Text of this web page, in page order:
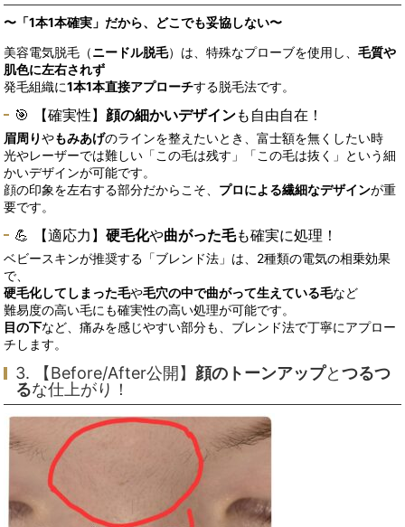
〜「1本1本確実」だから、どこでも妥協しない〜
美容電気脱毛（ニードル脱毛）は、特殊なプローブを使用し、毛質や
肌色に左右されず
発毛組織に1本1本直接アプローチする脱毛法です。
🎯 【確実性】 顔の細かいデザインも自由自在！
眉周りやもみあげのラインを整えたいとき、富士額を無くしたい時
光やレーザーでは難しい「この毛は残す」「この毛は抜く」という細
かいデザインが可能です。
顔の印象を左右する部分だからこそ、 プロによる繊細なデザインが重
要です。
💪 【適応力】 硬毛化や曲がった毛も確実に処理！
ベビースキンが推奨する「ブレンド法」は、2種類の電気の相乗効果
で、
硬毛化してしまった毛や毛穴の中で曲がって生えている毛など
難易度の高い毛にも確実性の高い処理が可能です。
目の下など、痛みを感じやすい部分も、ブレンド法で丁寧にアプロー
チします。
3. 【Before/After公開】 顔のトーンアップとつるつ
るな仕上がり！